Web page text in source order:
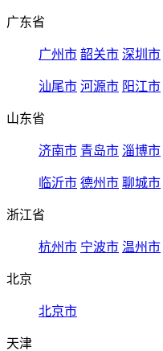
广东省
广州市 韶关市 深圳市
汕尾市 河源市 阳江市
山东省
济南市 青岛市 淄博市
临沂市 德州市 聊城市
浙江省
杭州市 宁波市 温州市
北京
北京市
天津